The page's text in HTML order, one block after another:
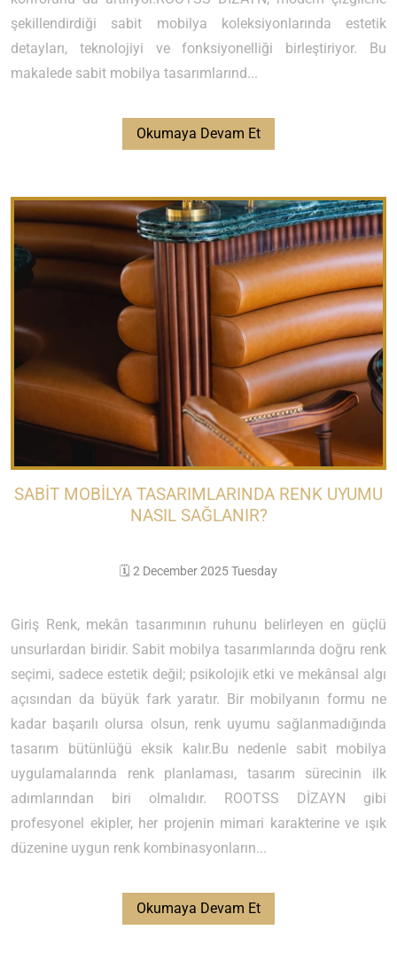
şekillendirdiği sabit mobilya koleksiyonlarında estetik
detayları, teknolojiyi ve fonksiyonelliği birleştiriyor. Bu
makalede sabit mobilya tasarımlarınd...
Okumaya Devam Et
SABIT MOBILYA TASARIMLARINDA RENK UYUMU
NASIL SAĞLANIR?
🗓️ 2 December 2025 Tuesday
Giriş Renk, mekân tasarımının ruhunu belirleyen en güçlü
unsurlardan biridir. Sabit mobilya tasarımlarında doğru renk
seçimi, sadece estetik değil; psikolojik etki ve mekânsal algı
açısından da büyük fark yaratır. Bir mobilyanın formu ne
kadar başarılı olursa olsun, renk uyumu sağlanmadığında
tasarım bütünlüğü eksik kalır.Bu nedenle sabit mobilya
uygulamalarında renk planlaması, tasarım sürecinin ilk
adımlarından biri olmalıdır. ROOTSS DİZAYN gibi
profesyonel ekipler, her projenin mimari karakterine ve ışık
düzenine uygun renk kombinasyonların...
Okumaya Devam Et